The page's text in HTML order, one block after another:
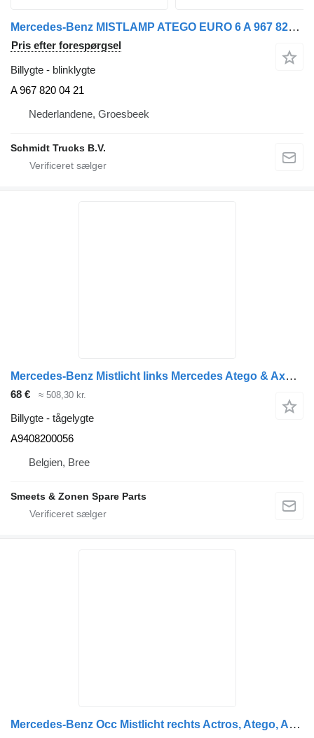
Mercedes-Benz MISTLAMP ATEGO EURO 6 A 967 820 04 21 blinklygte til lastbil
Pris efter forespørgsel
Billygte - blinklygte
A 967 820 04 21
Nederlandene, Groesbeek
Schmidt Trucks B.V.
Mercedes-Benz Mistlicht links Mercedes Atego & Axor A9408200056 tågelygte til lastbil
68 € ≈ 508,30 kr.
Billygte - tågelygte
A9408200056
Belgien, Bree
Smeets & Zonen Spare Parts
Mercedes-Benz Occ Mistlicht rechts Actros, Atego, Axor 2 04.96- A0028208556 tågelygte til lastbil